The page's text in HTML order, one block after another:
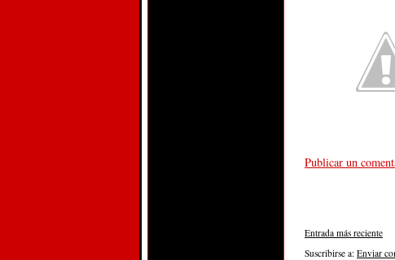
Publicar un
Entrada más reciente
Suscribirse a: Enviar